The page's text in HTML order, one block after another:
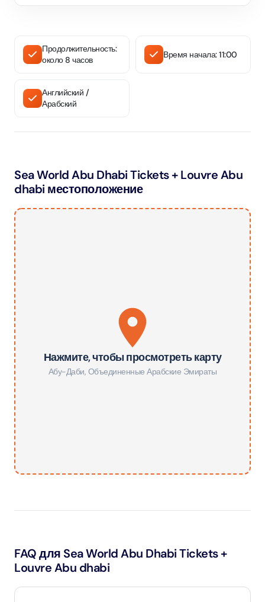
Продолжительность:
около 8 часов
Время начала: 11:00
Английский /
Арабский
Sea World Abu Dhabi Tickets + Louvre Abu
dhabi местоположение
Нажмите, чтобы просмотреть карту
Абу-Даби, Объединенные Арабские Эмираты
FAQ для Sea World Abu Dhabi Tickets +
Louvre Abu dhabi